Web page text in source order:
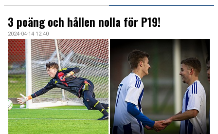
3 poäng och hållen nolla för P19!
2024-04-14 12:40